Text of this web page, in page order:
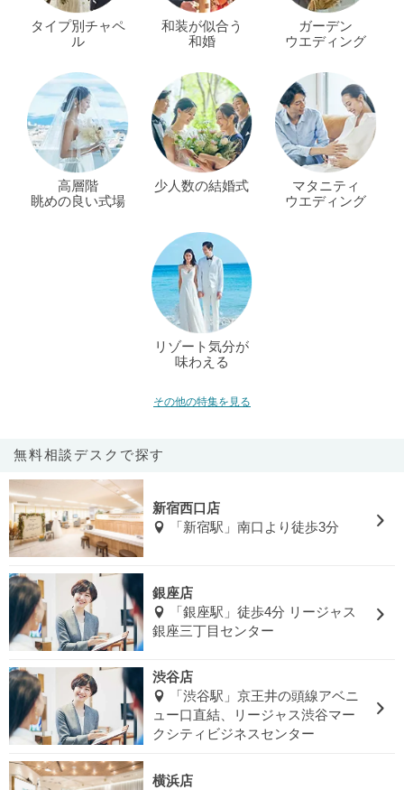
タイプ別チャペ
ル
和装が似合う
和婚
ガーデン
ウエディング
高層階
眺めの良い式場
少人数の結婚式
マタニティ
ウエディング
リゾート気分が
味わえる
その他の特集を見る
無料相談デスクで探す
新宿西口店
「新宿駅」南口より徒歩3分
銀座店
「銀座駅」徒歩4分 リージャス
銀座三丁目センター
渋谷店
「渋谷駅」京王井の頭線アベニ
ュー口直結、リージャス渋谷マー
クシティビジネスセンター
横浜店